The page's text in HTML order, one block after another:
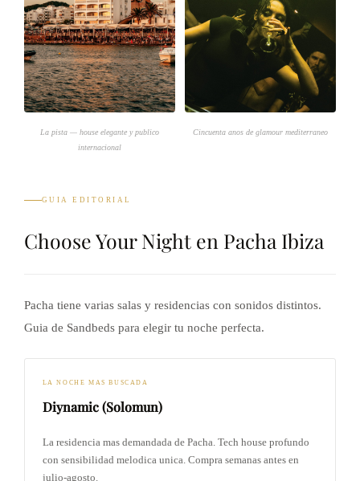
La pista — house elegante y publico
internacional
Cincuenta anos de glamour mediterraneo
GUIA EDITORIAL
Choose Your Night en Pacha Ibiza
Pacha tiene varias salas y residencias con sonidos distintos.
Guia de Sandbeds para elegir tu noche perfecta.
LA NOCHE MAS BUSCADA
Diynamic (Solomun)
La residencia mas demandada de Pacha. Tech house profundo
con sensibilidad melodica unica. Compra semanas antes en
julio-agosto.